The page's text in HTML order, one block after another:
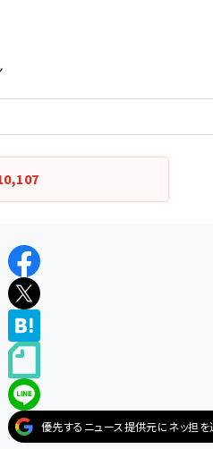
優先するニュース提供元にネッ担を